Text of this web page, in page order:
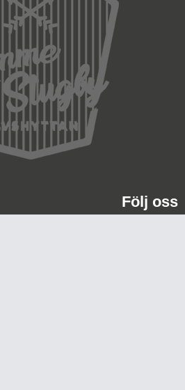
Följ oss